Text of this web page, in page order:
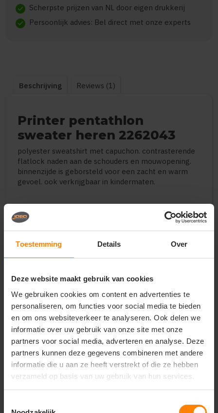
Toestemming Details Over
Deze website maakt gebruik van cookies
We gebruiken cookies om content en advertenties te
personaliseren, om functies voor social media te bieden
en om ons websiteverkeer te analyseren. Ook delen we
informatie over uw gebruik van onze site met onze
partners voor social media, adverteren en analyse. Deze
partners kunnen deze gegevens combineren met andere
informatie die u aan ze heeft verstrekt of die ze hebben
verzameld op basis van uw gebruik van hun services.
check Scherpste prijzen van NL door eigen drukkerij
check Persoonlijk advies: Bel direct met onze experts
Beschrijving Reviews (1)
Printer pentathlon
sweater heren 2262043
polyester sweatshirt met capuchon. contrasterende
flatlock naden aan de schouders en mouwopening.
binnenzijde is geborsteld voor een zacht en warm
gevoel. ook verkrijgbaar in kindermaten.
Vragen? Neem contact
op met onze
klantenservice
call +31(0)418 511 972
mail info@jobopromotions.nl
store Bezoek onze showroom:
Provincialeweg 59 - Velddriel
Dit vind je misschien ook leuk
Items van productcarrousel